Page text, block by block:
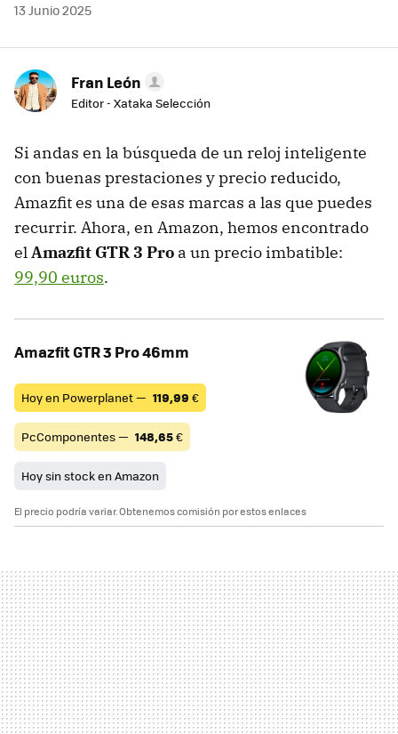
13 Junio 2025
Fran León
Editor - Xataka Selección
Si andas en la búsqueda de un reloj inteligente
con buenas prestaciones y precio reducido,
Amazfit es una de esas marcas a las que puedes
recurrir. Ahora, en Amazon, hemos encontrado
elAmazfit GTR 3 Pro a un precio imbatible:
99,90 euros.
Amazfit GTR 3 Pro 46mm
Hoy en Powerplanet — 119,99 €
PcComponentes — 148,65€
Hoy sin stock en Amazon
El precio podría variar. Obtenemos comisión por estos enlaces